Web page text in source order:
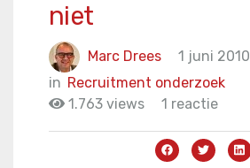
niet
Marc Drees
1 juni 2010
in Recruitment onderzoek
1.763 views
1 reactie